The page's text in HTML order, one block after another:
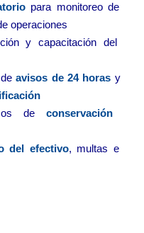
para monitoreo de
operaciones
nycapacitacióndel
deavisos de 24 horas y
n
deconservación
del efectivo, multas e